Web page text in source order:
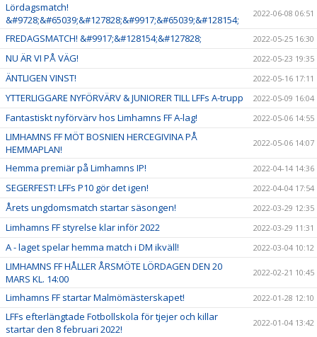
Lördagsmatch!
&#9728;&#65039;&#127828;&#9917;&#65039;&#128154;
2022-06-08 06:51
FREDAGSMATCH! &#9917;&#128154;&#127828; 2022-05-25 16:30
NU ÄR VI PÅ VÄG! 2022-05-23 19:35
ÄNTLIGEN VINST! 2022-05-16 17:11
YTTERLIGGARE NYFÖRVÄRV & JUNIORER TILL LFFs A-trupp 2022-05-09 16:04
Fantastiskt nyförvärv hos Limhamns FF A-lag! 2022-05-06 14:55
LIMHAMNS FF MÖT BOSNIEN HERCEGIVINA PÅ
HEMMAPLAN!
2022-05-06 14:07
Hemma premiär på Limhamns IP! 2022-04-14 14:36
SEGERFEST! LFFs P10 gör det igen! 2022-04-04 17:54
Årets ungdomsmatch startar säsongen! 2022-03-29 12:35
Limhamns FF styrelse klar inför 2022 2022-03-29 11:31
A - laget spelar hemma match i DM ikväll! 2022-03-04 10:12
LIMHAMNS FF HÅLLER ÅRSMÖTE LÖRDAGEN DEN 20
MARS KL. 14:00
2022-02-21 10:45
Limhamns FF startar Malmömästerskapet! 2022-01-28 12:10
LFFs efterlängtade Fotbollskola för tjejer och killar
startar den 8 februari 2022!
2022-01-04 13:42